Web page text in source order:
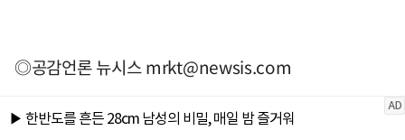
◎공감언론 뉴시스mrkt@newsis.com